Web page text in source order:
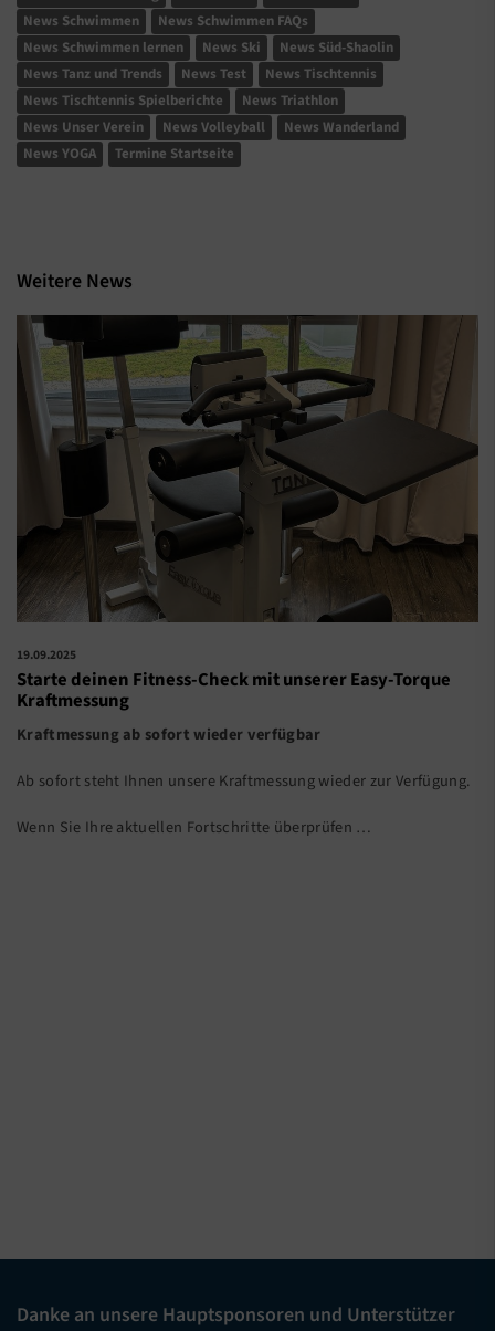
News Schwimmen
News Schwimmen FAQs
News Schwimmen lernen
News Ski
News Süd-Shaolin
News Tanz und Trends
News Test
News Tischtennis
News Tischtennis Spielberichte
News Triathlon
News Unser Verein
News Volleyball
News Wanderland
News YOGA
Termine Startseite
Weitere News
19.09.2025
Starte deinen Fitness-Check mit unserer Easy-Torque
Kraftmessung
Kraftmessung ab sofort wieder verfügbar
Ab sofort steht Ihnen unsere Kraftmessung wieder zur Verfügung.
Wenn Sie Ihre aktuellen Fortschritte überprüfen …
Danke an unsere Hauptsponsoren und Unterstützer